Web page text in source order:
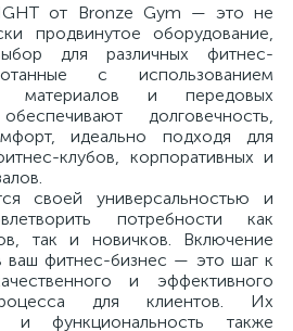
от Bronze Gym — это не
продвинутое оборудование,
для различных фитнес-
с использованием
материалов и передовых
долговечность,
идеально подходя для
клубов, корпоративных и
своей универсальностью и
потребности как
так и новичков. Включение
ваш фитнес-бизнес — это шаг к
и эффективного
для клиентов. Их
и функциональность также